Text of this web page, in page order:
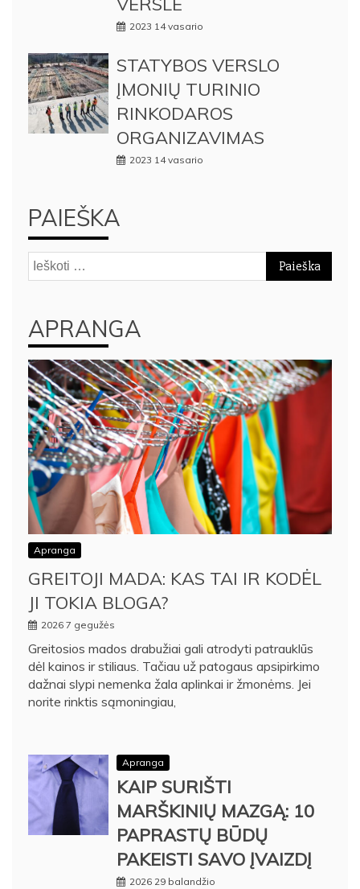
2023 14 vasario
STATYBOS VERSLO
ĮMONIŲ TURINIO
RINKODAROS
ORGANIZAVIMAS
2023 14 vasario
PAIEŠKA
Ieškoti:
APRANGA
Apranga
GREITOJI MADA: KAS TAI IR KODĖL
JI TOKIA BLOGA?
2026 7 gegužės
Greitosios mados drabužiai gali atrodyti patrauklūs
dėl kainos ir stiliaus. Tačiau už patogaus apsipirkimo
dažnai slypi nemenka žala aplinkai ir žmonėms. Jei
norite rinktis sąmoningiau,
Apranga
KAIP SURIŠTI
MARŠKINIŲ MAZGĄ: 10
PAPRASTŲ BŪDŲ
PAKEISTI SAVO ĮVAIZDĮ
2026 29 balandžio